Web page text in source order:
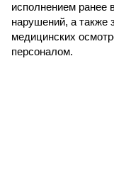
исполнением ранее
нарушений, а также
медицинских
персоналом.